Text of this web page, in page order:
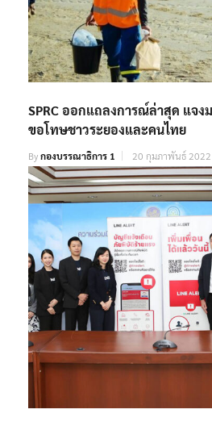
SPRC ออกแถลงการณ์ล่าสุด แจง
ขอโทษชาวระยองและคนไทย
Byกองบรรณาธิการ 1 20 กุมภาพันธ์ 2022